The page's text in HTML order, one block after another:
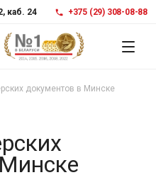
каб. 24 +375 (29) 308-08-88
документов в Минске